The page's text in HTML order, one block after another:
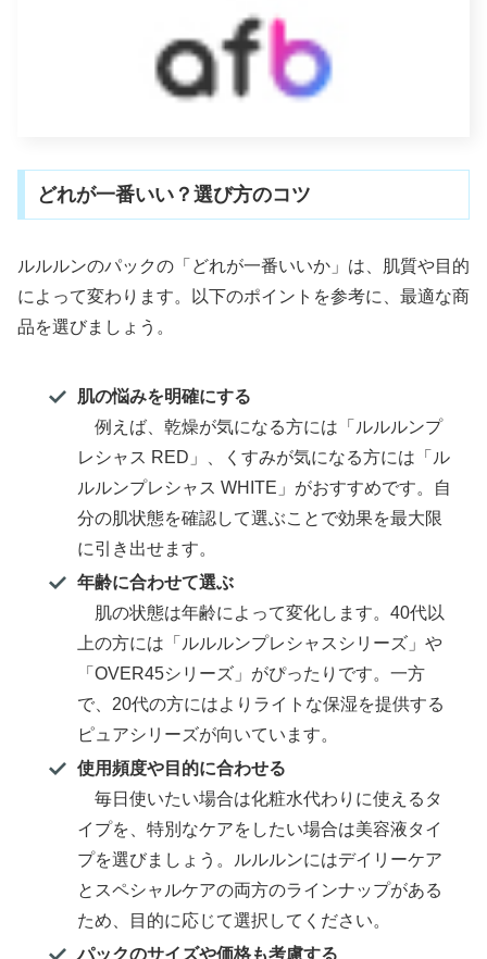
どれが一番いい？選び方のコツ
ルルルンのパックの「どれが一番いいか」は、肌質や目的
によって変わります。以下のポイントを参考に、最適な商
品を選びましょう。
肌の悩みを明確にする
例えば、乾燥が気になる方には「ルルルンプ
レシャス RED」、くすみが気になる方には「ル
ルルンプレシャス WHITE」がおすすめです。自
分の肌状態を確認して選ぶことで効果を最大限
に引き出せます。
年齢に合わせて選ぶ
肌の状態は年齢によって変化します。40代以
上の方には「ルルルンプレシャスシリーズ」や
「OVER45シリーズ」がぴったりです。一方
で、20代の方にはよりライトな保湿を提供する
ピュアシリーズが向いています。
使用頻度や目的に合わせる
毎日使いたい場合は化粧水代わりに使えるタ
イプを、特別なケアをしたい場合は美容液タイ
プを選びましょう。ルルルンにはデイリーケア
とスペシャルケアの両方のラインナップがある
ため、目的に応じて選択してください。
パックのサイズや価格も考慮する